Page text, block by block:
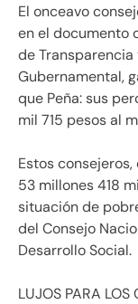
El onceavo
en el documento
de
Gubernamental,
que Peña: sus
mil 715 pesos al
Estos
53 millones 418
situación de
del Consejo
Desarrollo Social.
LUJOS PARA LOS